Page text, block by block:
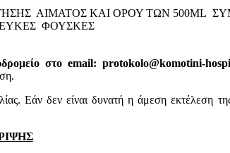
ΑΙΜΑΤΟΣ ΚΑΙ ΟΡΟΥ ΤΩΝ 500ML
ΦΟΥΣΚΕΣ
στο email: protokolo@komotini-
Εάν δεν είναι δυνατή η άμεση εκτέλεση